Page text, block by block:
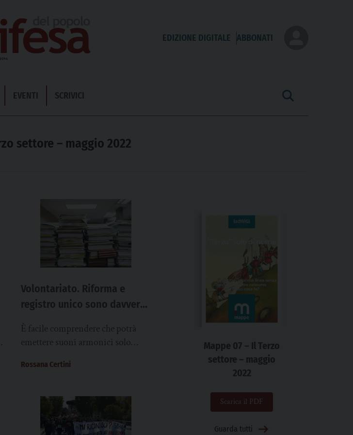
EDIZIONE DIGITALE ABBONATI
EVENTI SCRIVICI
settore – maggio 2022
Volontariato. Riforma e
registro unico sono davvero
inclusivi?
È facile comprendere che potrà
emettere suoni armonici solo
vale per gli Enti del terzo settore
Rossana Certini
Mappe 07 – Il Terzo
settore – maggio
2022
Scarica il PDF
Guarda tutti